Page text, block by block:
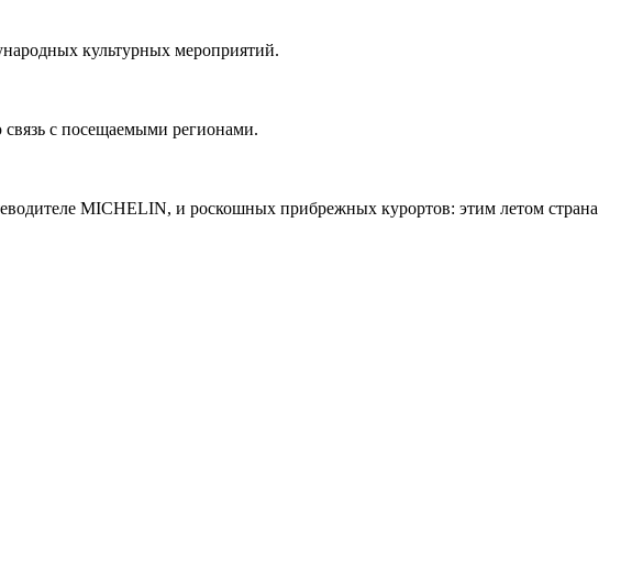
культурных мероприятий.
связь с посещаемыми регионами.
MICHELIN, и роскошных прибрежных курортов: этим летом страна